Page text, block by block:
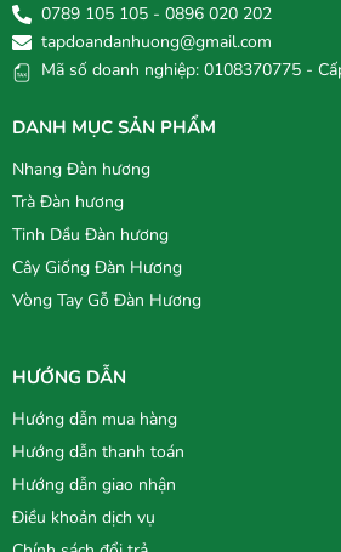
0789 105 105 - 0896 020 202
tapdoandanhuong@gmail.com
Mã số doanh nghiệp: 0108370775 -
DANH MỤC SẢN PHẨM
Nhang Đàn hương
Trà Đàn hương
Tinh Dầu Đàn hương
Cây Giống Đàn Hương
Vòng Tay Gỗ Đàn Hương
HƯỚNG DẪN
Hướng dẫn mua hàng
Hướng dẫn thanh toán
Hướng dẫn giao nhận
Điều khoản dịch vụ